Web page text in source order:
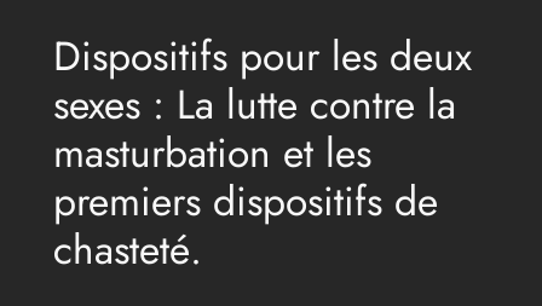
Dispositifs pour les deux
sexes : La lutte contre la
masturbation et les
premiers dispositifs de
chasteté.